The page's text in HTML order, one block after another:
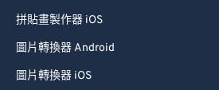
拼貼畫製作器 iOS
圖片轉換器 Android
圖片轉換器 iOS